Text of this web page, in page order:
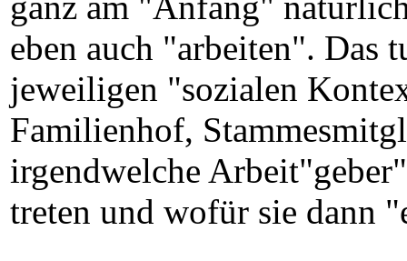
eben auch "arbeiten". Das
jeweiligen "sozialen
Familienhof,
irgendwelche
treten und wofür sie dann